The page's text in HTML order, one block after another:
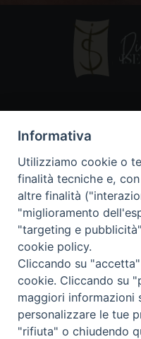
86170 Isernia
086550849
I
Copyright © 2018 -
90008750946).
Tutti i diritti sono
Informativa
Utilizziamo cookie o
finalità tecniche e,
altre finalità
"miglioramento
"targeting e
cookie policy.
Cliccando su
cookie. Cliccando su
maggiori informazioni
personalizzare le tue
"rifiuta" o chiudendo